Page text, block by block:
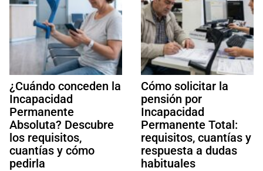
¿Cuándo conceden la
Incapacidad
Permanente
Absoluta? Descubre
los requisitos,
cuantías y cómo
pedirla
Cómo solicitar la
pensión por
Incapacidad
Permanente Total:
requisitos, cuantías y
respuesta a dudas
habituales